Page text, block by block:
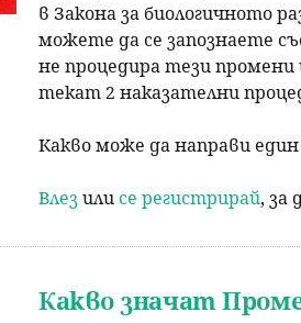
в Закона за биологичното
можете да се запознаете
не процедира тези
текат 2 наказателни
Какво може да направи
Влезили се регистрирай, за
Какво значат